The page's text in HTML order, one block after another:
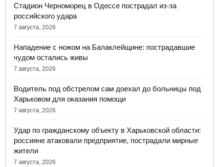
Стадион Черноморец в Одессе пострадал из-за
российского удара
7 августа, 2026
Нападение с ножом на Балаклейщине: пострадавшие
чудом остались живы
7 августа, 2026
Водитель под обстрелом сам доехал до больницы под
Харьковом для оказания помощи
7 августа, 2026
Удар по гражданскому объекту в Харьковской области:
россияне атаковали предприятие, пострадали мирные
жители
7 августа, 2026